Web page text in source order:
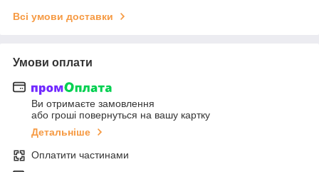
Всі умови доставки
Умови оплати
Ви отримаєте замовлення
або гроші повернуться на вашу картку
Детальніше
Оплатити частинами